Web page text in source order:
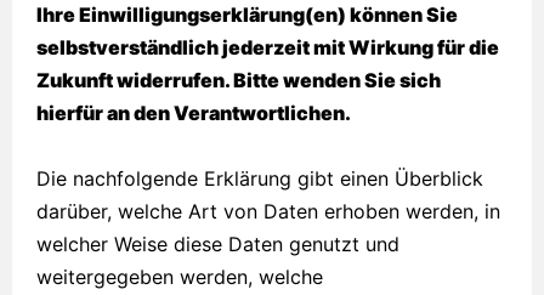
Ihre Einwilligungserklärung(en) können Sie
selbstverständlich jederzeit mit Wirkung für die
Zukunft widerrufen. Bitte wenden Sie sich
hierfür an den Verantwortlichen.
Die nachfolgende Erklärung gibt einen Überblick
darüber, welche Art von Daten erhoben werden, in
welcher Weise diese Daten genutzt und
weitergegeben werden, welche